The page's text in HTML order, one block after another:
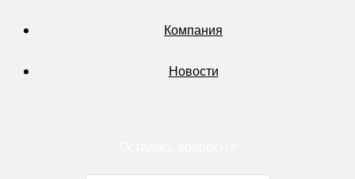
Компания
Новости